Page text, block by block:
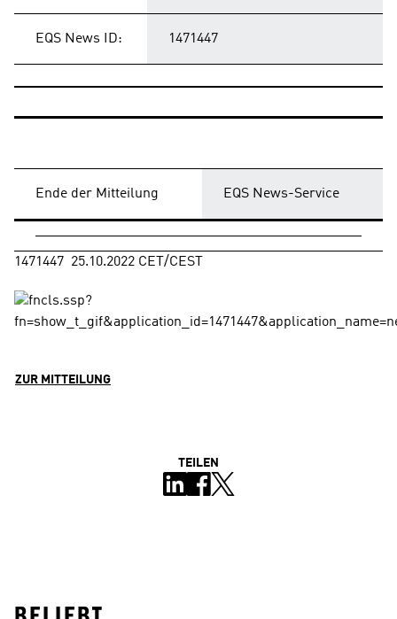
EQS News ID: 1471447
Ende der Mitteilung EQS News-Service
1471447  25.10.2022 CET/CEST
ZUR MITTEILUNG
TEILEN